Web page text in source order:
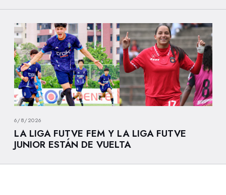
6/8/2026
LA LIGA FUTVE FEM Y LA LIGA FUTVE
JUNIOR ESTÁN DE VUELTA